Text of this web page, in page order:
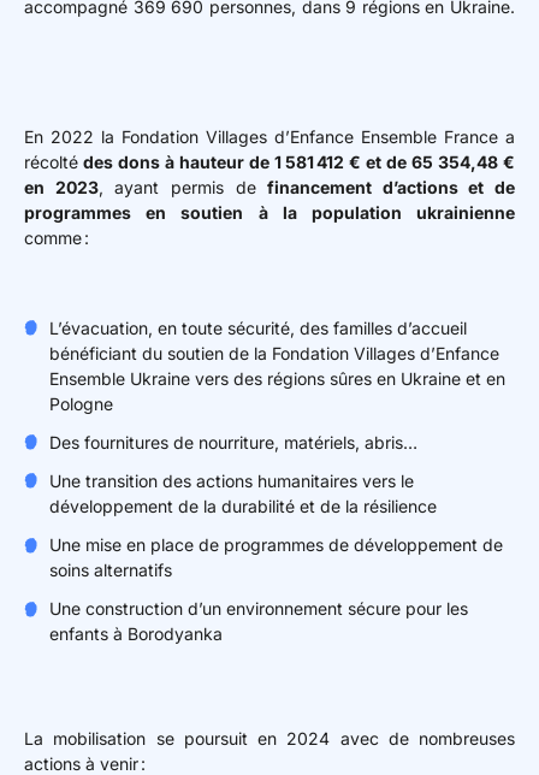
accompagné 369 690 personnes, dans 9 régions en Ukraine.
En 2022 la Fondation Villages d’Enfance Ensemble France a
récolté des dons à hauteur de 1 581 412 € et de 65 354,48 €
en 2023, ayant permis definancement d’actions et de
programmes en soutien à la population ukrainienne
comme :
L’évacuation, en toute sécurité, des familles d’accueil
bénéficiant du soutien de la Fondation Villages d’Enfance
Ensemble Ukraine vers des régions sûres en Ukraine et en
Pologne
Des fournitures de nourriture, matériels, abris…
Une transition des actions humanitaires vers le
développement de la durabilité et de la résilience
Une mise en place de programmes de développement de
soins alternatifs
Une construction d’un environnement sécure pour les
enfants à Borodyanka
La mobilisation se poursuit en 2024 avec de nombreuses
actions à venir :